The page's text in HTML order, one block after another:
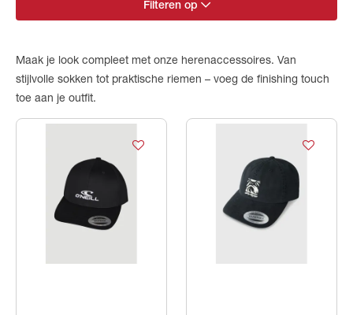
Filteren op
Merk
Maak je look compleet met onze herenaccessoires. Van
stijlvolle sokken tot praktische riemen – voeg de finishing touch
toe aan je outfit.